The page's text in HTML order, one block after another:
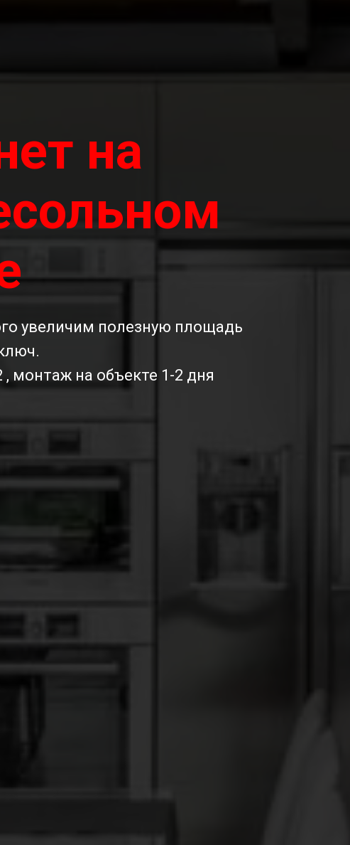
на
увеличим полезную площадь
монтаж на объекте 1-2 дня